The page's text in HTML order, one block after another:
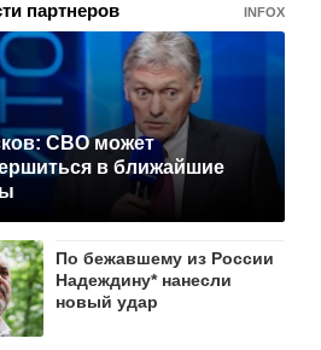
партнеров INFOX
СВО может
в ближайшие
По бежавшему из России
Надеждину* нанесли
новый удар